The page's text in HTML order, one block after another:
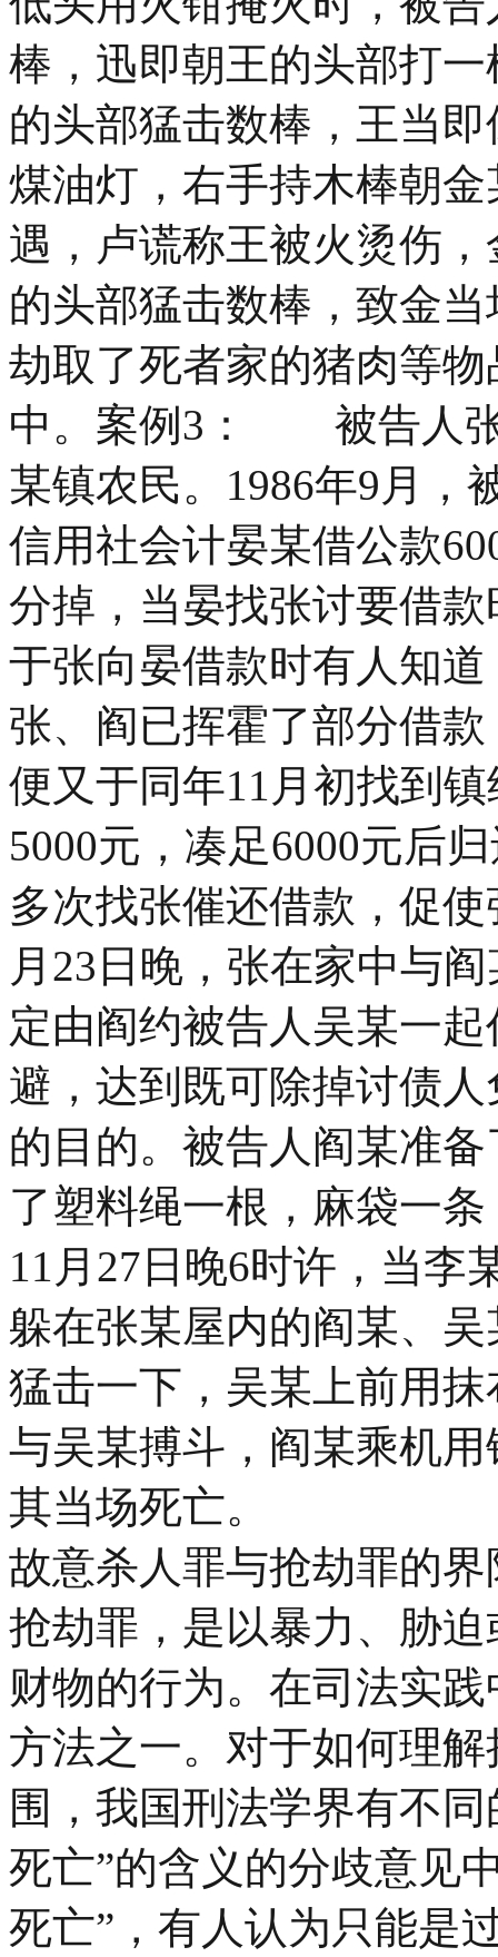
棒，迅即朝王的头部打
的头部猛击数棒，王当
煤油灯，右手持木棒朝
遇，卢谎称王被火烫伤
的头部猛击数棒，致金
劫取了死者家的猪肉等
中。案例3： 被告人张
某镇农民。1986年9月，
信用社会计晏某借公款
分掉，当晏找张讨要借
于张向晏借款时有人知
张、阎已挥霍了部分借
便又于同年11月初找到
5000元，凑足6000元后
多次找张催还借款，促
月23日晚，张在家中与
定由阎约被告人吴某一
避，达到既可除掉讨债
的目的。被告人阎某准
了塑料绳一根，麻袋一
11月27日晚6时许，当李
躲在张某屋内的阎某、
猛击一下，吴某上前用
与吴某搏斗，阎某乘机
其当场死亡。
故意杀人罪与抢劫罪的
抢劫罪，是以暴力、胁
财物的行为。在司法实
方法之一。对于如何理
围，我国刑法学界有不
死亡”的含义的分歧意见
死亡”，有人认为只能是